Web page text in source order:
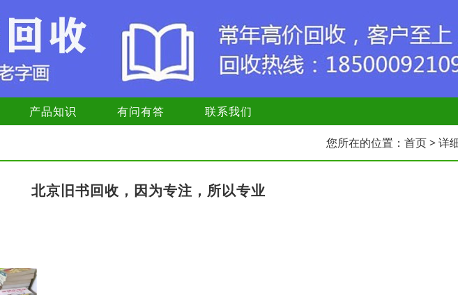
产品知识 有问有答 联系我们
您所在的位置： 首页> 详
北京旧书回收，因为专注，所以专业